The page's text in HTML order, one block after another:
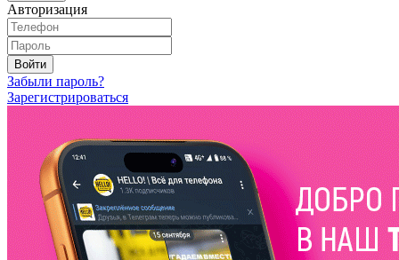
Авторизация
Войти
Забыли пароль?
Зарегистрироваться